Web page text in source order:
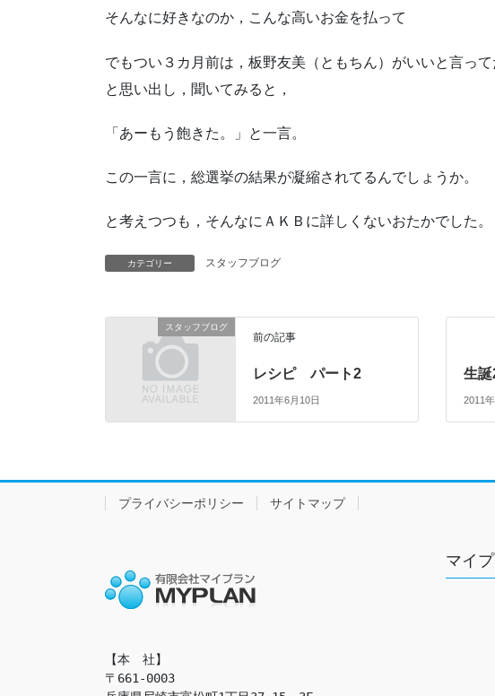
そんなに好きなのか，こんな高いお金を払って
でもつい３カ月前は，板野友美（ともちん）がいいと言って
と思い出し，聞いてみると，
「あーもう飽きた。」と一言。
この一言に，総選挙の結果が凝縮されてるんでしょうか。
と考えつつも，そんなにＡＫＢに詳しくないおたかでした。
カテゴリー スタッフブログ
スタッフブログ
前の記事
レシピ パート2
2011年6月10日
生
2011
プライバシーポリシー サイトマップ
【本　社】
〒661-0003
マイ